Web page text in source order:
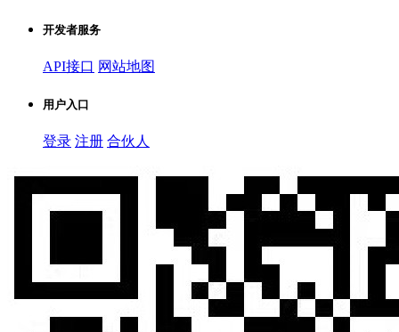
开发者服务
API接口 网站地图
用户入口
登录 注册 合伙人